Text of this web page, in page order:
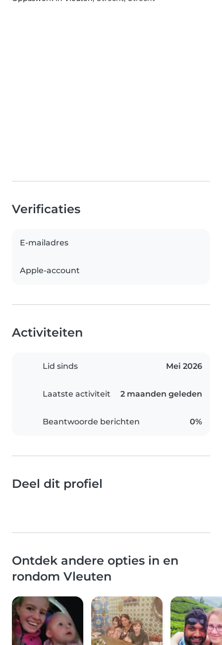
Verificaties
E-mailadres
Apple-account
Activiteiten
Lid sinds Mei 2026
Laatste activiteit 2 maanden geleden
Beantwoorde berichten 0%
Deel dit profiel
Ontdek andere opties in en
rondom Vleuten